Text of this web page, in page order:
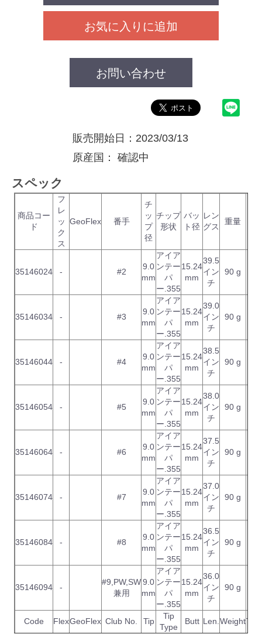
お気に入りに追加
お問い合わせ
販売開始日：2023/03/13
原産国： 確認中
スペック
商品コー
ド
フ
レ
ッ
ク
ス
GeoFlex 番手
チ
ッ
プ
径
チップ
形状
バッ
ト径
レン
グス
重量
35146024 - #2
9.0
mm
アイア
ンテー
パ
ー.355
15.24
mm
39.5
イン
チ
90 g
35146034 - #3
9.0
mm
アイア
ンテー
パ
ー.355
15.24
mm
39.0
イン
チ
90 g
35146044 - #4
9.0
mm
アイア
ンテー
パ
ー.355
15.24
mm
38.5
イン
チ
90 g
35146054 - #5
9.0
mm
アイア
ンテー
パ
ー.355
15.24
mm
38.0
イン
チ
90 g
35146064 - #6
9.0
mm
アイア
ンテー
パ
ー.355
15.24
mm
37.5
イン
チ
90 g
35146074 - #7
9.0
mm
アイア
ンテー
パ
ー.355
15.24
mm
37.0
イン
チ
90 g
35146084 - #8
9.0
mm
アイア
ンテー
パ
ー.355
15.24
mm
36.5
イン
チ
90 g
35146094 -
#9,PW,SW
兼用
9.0
mm
アイア
ンテー
パ
ー.355
15.24
mm
36.0
イン
チ
90 g
Code FlexGeoFlex Club No. Tip
Tip
Type
Butt Len.WeightTrq.